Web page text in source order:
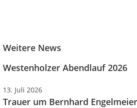
Weitere News
Westenholzer Abendlauf 2026
13. Juli 2026
Trauer um Bernhard Engelmeier